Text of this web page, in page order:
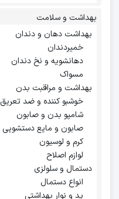
بهداشت و سلامت
بهداشت دهان و دندان
خمیردندان
دهانشویه و نخ دندان
مسواک
بهداشت و مراقبت بدن
خوشبو کننده و ضد تعریق
شامپو بدن و صابون
صابون و مایع دستشویی
کرم و لوسیون
لوازم اصلاح
دستمال و سلولزی
انواع دستمال
پد و نوار بهداشتی